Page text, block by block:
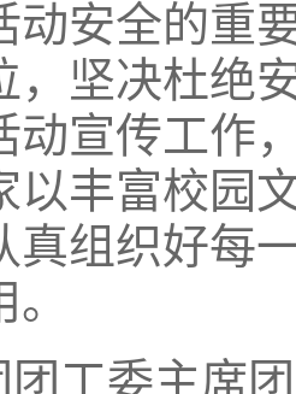
动安全的重
，坚决杜绝
动宣传工作
以丰富校园
真组织好每
团工委主席